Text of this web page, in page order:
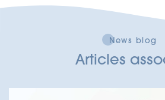
Articles
News blog